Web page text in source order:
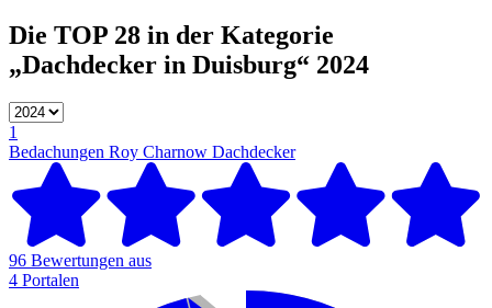
Die TOP 28 in der Kategorie
„Dachdecker in Duisburg“ 2024
1
Bedachungen Roy Charnow Dachdecker
96 Bewertungen aus
4 Portalen